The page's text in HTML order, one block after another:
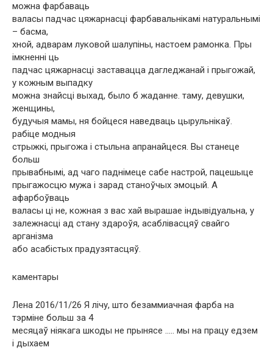
можна фарбаваць
валасы падчас цяжарнасці фарбавальнікамі натуральнымі
– басма,
хной, адварам луковой шалупіны, настоем рамонка. Пры
імкненні ць
падчас цяжарнасці заставацца дагледжанай і прыгожай,
у кожным выпадку
можна знайсці выхад, было б жаданне. таму, девушки,
женщины,
будучыя мамы, ня бойцеся наведваць цырульнікаў.
рабіце модныя
стрыжкі, прыгожа і стыльна апранайцеся. Вы станеце
больш
прывабнымі, ад чаго паднімеце сабе настрой, пацешыце
прыгажосцю мужа і зарад станоўчых эмоцый. А
афарбоўваць
валасы ці не, кожная з вас хай вырашае індывідуальна, у
залежнасці ад стану здароўя, асаблівасцяў свайго
арганізма
або асабістых прадузятасцяў.
каментары
Лена 2016/11/26 Я лічу, што безаммиачная фарба на
тэрміне больш за 4
месяцаў ніякага шкоды не прынясе ….. мы на працу едзем
і дыхаем